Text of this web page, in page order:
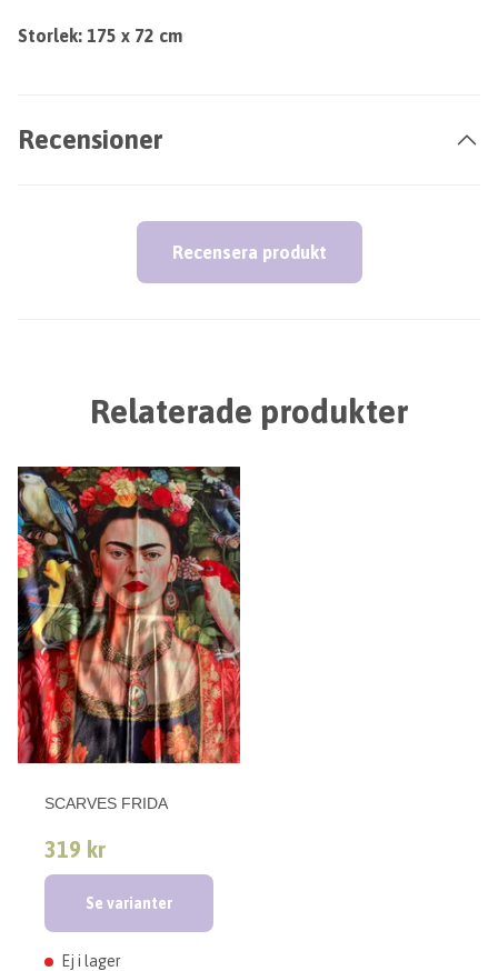
Storlek: 175 x 72 cm
Recensioner
Recensera produkt
Relaterade produkter
SCARVES FRIDA
319 kr
Se varianter
Ej i lager